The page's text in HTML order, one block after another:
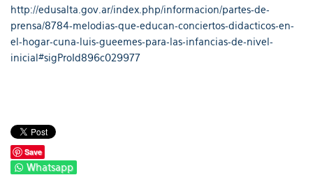
http://edusalta.gov.ar/index.php/informacion/partes-de-
prensa/8784-melodias-que-educan-conciertos-didacticos-en-
el-hogar-cuna-luis-gueemes-para-las-infancias-de-nivel-
inicial#sigProId896c029977
Save
Whatsapp